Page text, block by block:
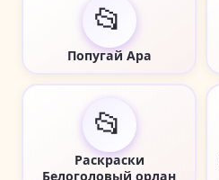
📂
Попугай Ара
📂
Раскраски
Белоголовый орлан